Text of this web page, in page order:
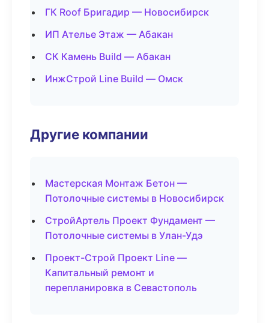
ГК Roof Бригадир — Новосибирск
ИП Ателье Этаж — Абакан
СК Камень Build — Абакан
ИнжСтрой Line Build — Омск
Другие компании
Мастерская Монтаж Бетон —
Потолочные системы в Новосибирск
СтройАртель Проект Фундамент —
Потолочные системы в Улан-Удэ
Проект-Строй Проект Line —
Капитальный ремонт и
перепланировка в Севастополь